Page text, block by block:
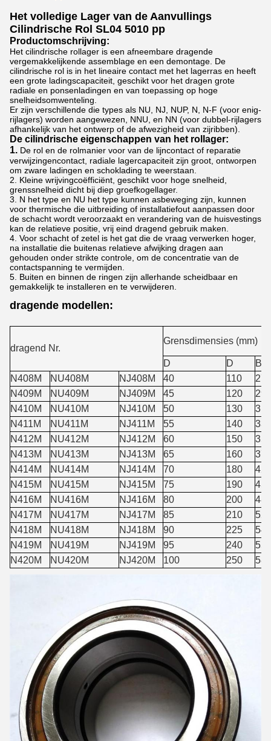
Het volledige Lager van de Aanvullings
Cilindrische Rol SL04 5010 pp
Productomschrijving:
Het cilindrische rollager is een afneembare dragende
vergemakkelijkende assemblage en een demontage. De
cilindrische rol is in het lineaire contact met het lagerras en heeft
een grote ladingscapaciteit, geschikt voor het dragen grote
radiale en ponsenladingen en van toepassing op hoge
snelheidsomwenteling.
Er zijn verschillende die types als NU, NJ, NUP, N, N-F (voor enig-
rijlagers) worden aangewezen, NNU, en NN (voor dubbel-rijlagers
afhankelijk van het ontwerp of de afwezigheid van zijribben).
De cilindrische eigenschappen van het rollager:
1. De rol en de rolmanier voor van de lijncontact of reparatie
verwijzingencontact, radiale lagercapaciteit zijn groot, ontworpen
om zware ladingen en schoklading te weerstaan.
2. Kleine wrijvingcoëfficiënt, geschikt voor hoge snelheid,
grenssnelheid dicht bij diep groefkogellager.
3. N het type en NU het type kunnen asbeweging zijn, kunnen
voor thermische die uitbreiding of installatiefout aanpassen door
de schacht wordt veroorzaakt en verandering van de huisvestings
kan de relatieve positie, vrij eind dragend gebruik maken.
4. Voor schacht of zetel is het gat die de vraag verwerken hoger,
na installatie die buitenas relatieve afwijking dragen aan
gehouden onder strikte controle, om de concentratie van de
contactspanning te vermijden.
5. Buiten en binnen de ringen zijn allerhande scheidbaar en
gemakkelijk te installeren en te verwijderen.
dragende modellen:
dragend Nr.
Grensdimensies (mm)
D
D B
N408M
NU408M NJ408M 40 110 27
N409M
NU409M NJ409M 45 120 29
N410M
NU410M NJ410M 50 130 31
N411M
NU411M NJ411M 55 140 33
N412M
NU412M NJ412M 60 150 35
N413M
NU413M NJ413M 65 160 37
N414M
NU414M NJ414M 70 180 42
N415M
NU415M NJ415M 75 190 45
N416M
NU416M NJ416M 80 200 48
N417M
NU417M NJ417M 85 210 52
N418M
NU418M NJ418M 90 225 54
N419M
NU419M NJ419M 95 240 55
N420M
NU420M NJ420M 100 250 58